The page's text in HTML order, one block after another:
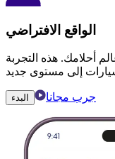
الواقع الافتراضي
أحلامك. هذه التجربة
البدء جرب مجانا